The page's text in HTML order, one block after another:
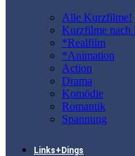
Alle Kurzfilme!
Kurzfilme nach
*Realfilm
*Animation
Action
Drama
Komödie
Romantik
Spannung
Links+Dings